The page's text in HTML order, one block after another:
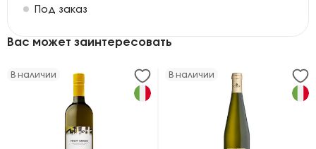
Под заказ
Вас может заинтересовать
В наличии В наличии